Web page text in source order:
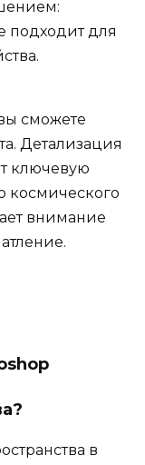
подходит для
сможете
Детализация
ключевую
космического
внимание
в